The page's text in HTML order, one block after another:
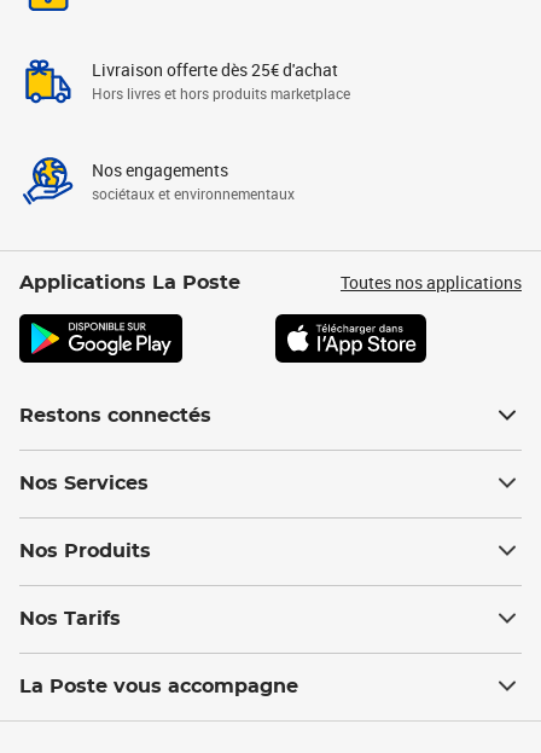
Livraison offerte dès 25€ d'achat
Hors livres et hors produits marketplace
Nos engagements
sociétaux et environnementaux
Applications La Poste Toutes nos applications
Restons connectés
Nos Services
Nos Produits
Nos Tarifs
La Poste vous accompagne